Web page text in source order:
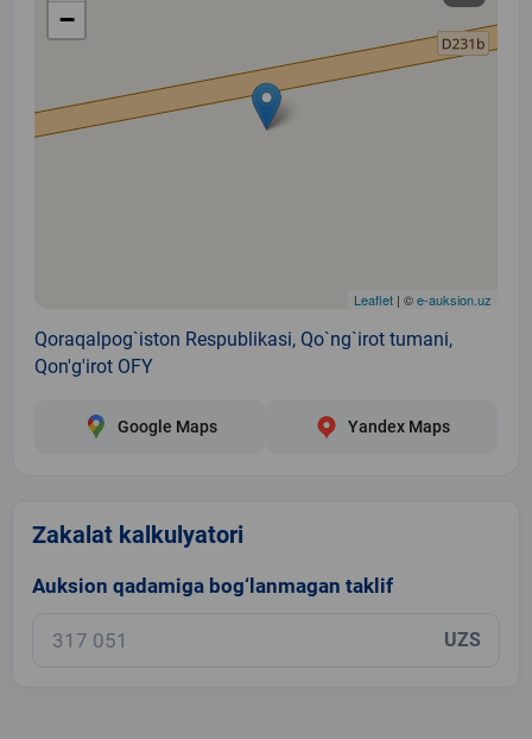
−
Leaflet | ©e-auksion.uz
Qoraqalpog`iston Respublikasi, Qo`ng`irot tumani,
Qon'g'irot OFY
Google Maps Yandex Maps
Zakalat kalkulyatori
Auksion qadamiga bog‘lanmagan taklif
UZS